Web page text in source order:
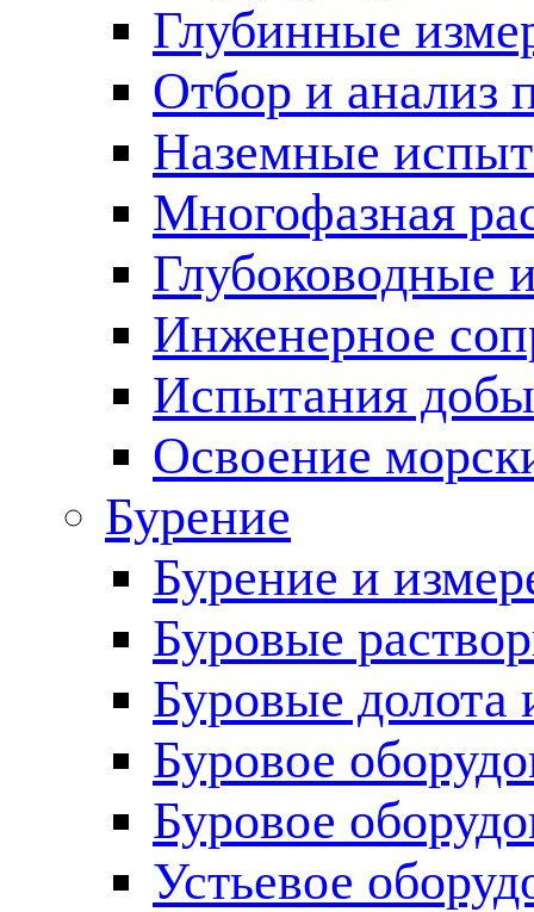
Глубинные
Отбор и анализ
Наземные
Многофазная
Глубоководные
Инженерное
Испытания
Освоение
Бурение
Бурение и
Буровые
Буровые долота
Буровое
Буровое
Устьевое